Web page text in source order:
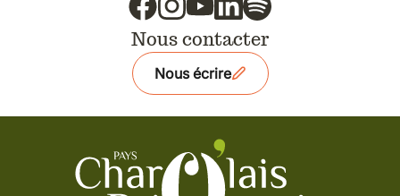
Nous contacter
Nous écrire